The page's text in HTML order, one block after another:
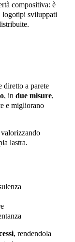
compositiva: è
logotipi sviluppati
diretto a parete
, in due misure,
e migliorano
lastra.
, rendendola